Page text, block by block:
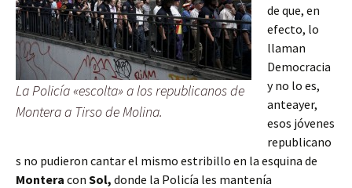
La Policía «escolta» a los republicanos de
Montera a Tirso de Molina.
de que, en
efecto, lo
llaman
Democracia
y no lo es,
anteayer,
esos jóvenes
republicano
s no pudieron cantar el mismo estribillo en la esquina de
Montera con Sol, donde la Policía les mantenía